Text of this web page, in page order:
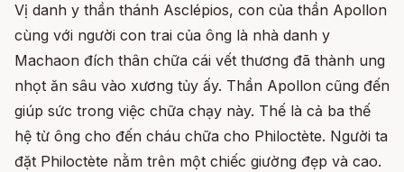
Vị danh y thần thánh Asclépios, con của thần Apollon
cùng với người con trai của ông là nhà danh y
Machaon đích thân chữa cái vết thương đã thành ung
nhọt ăn sâu vào xương tủy ấy. Thần Apollon cũng đến
giúp sức trong việc chữa chạy này. Thế là cả ba thế
hệ từ ông cho đến cháu chữa cho Philoctète. Người ta
đặt Philoctète nằm trên một chiếc giường đẹp và cao.